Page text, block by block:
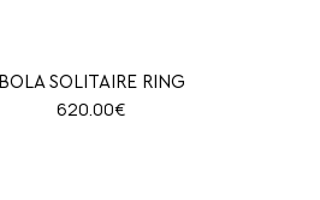
BOLA SOLITAIRE RING
620.00€